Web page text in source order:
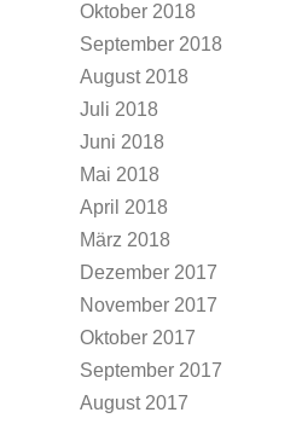
Oktober 2018
September 2018
August 2018
Juli 2018
Juni 2018
Mai 2018
April 2018
März 2018
Dezember 2017
November 2017
Oktober 2017
September 2017
August 2017